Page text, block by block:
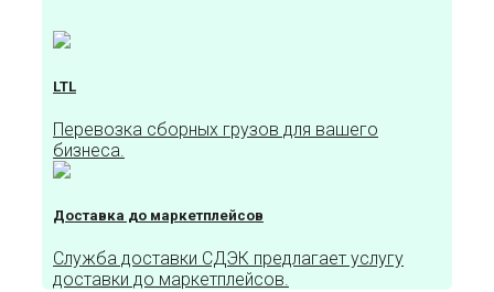
LTL
Перевозка сборных грузов для вашего
бизнеса.
Доставка до маркетплейсов
Служба доставки СДЭК предлагает услугу
доставки до маркетплейсов.